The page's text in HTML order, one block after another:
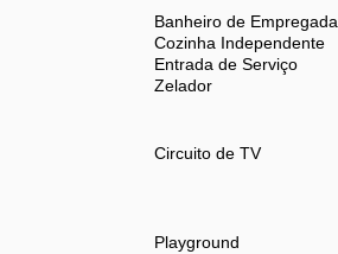
Banheiro de Empregada
Cozinha Independente
Entrada de Serviço
Zelador
Circuito de TV
Playground